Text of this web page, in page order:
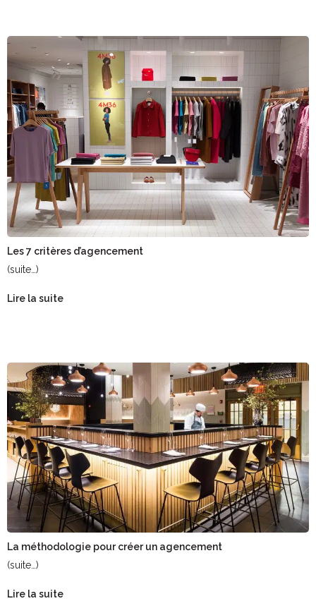
Les 7 critères d’agencement
(suite…)
Lire la suite
La méthodologie pour créer un agencement
(suite…)
Lire la suite